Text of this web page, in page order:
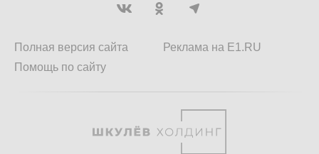
Полная версия сайта
Помощь по сайту
Реклама на E1.RU